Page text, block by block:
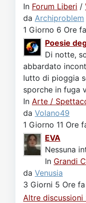
In Forum Liberi /
da Archiproblem
1 Giorno 6 Ore fa
Poesie
Di notte,
abbardato
lutto di pioggia
sporche in fuga
In Arte /
da Volano49
1 Giorno 11 Ore
EVA
Nessuna
In Grandi
da Venusia
3 Giorni 5 Ore fa
Altre discussioni